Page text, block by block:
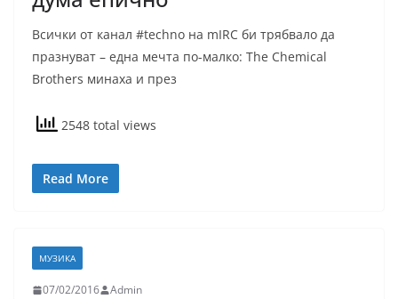
Всички от канал #techno на mIRC би трябвало да
празнуват – една мечта по-малко: The Chemical
Brothers минаха и през
2548 total views
Read More
МУЗИКА
07/02/2016 Admin